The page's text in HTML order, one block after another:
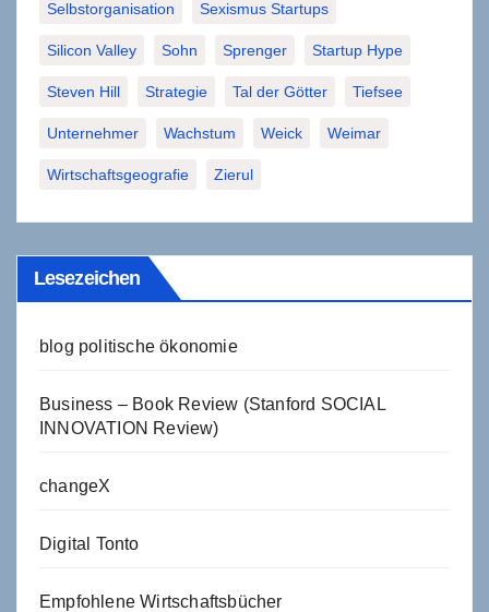
Selbstorganisation Sexismus Startups
Silicon Valley Sohn Sprenger Startup Hype
Steven Hill Strategie Tal der Götter Tiefsee
Unternehmer Wachstum Weick Weimar
Wirtschaftsgeografie Zierul
Lesezeichen
blog politische ökonomie
Business – Book Review (Stanford SOCIAL
INNOVATION Review)
changeX
Digital Tonto
Empfohlene Wirtschaftsbücher